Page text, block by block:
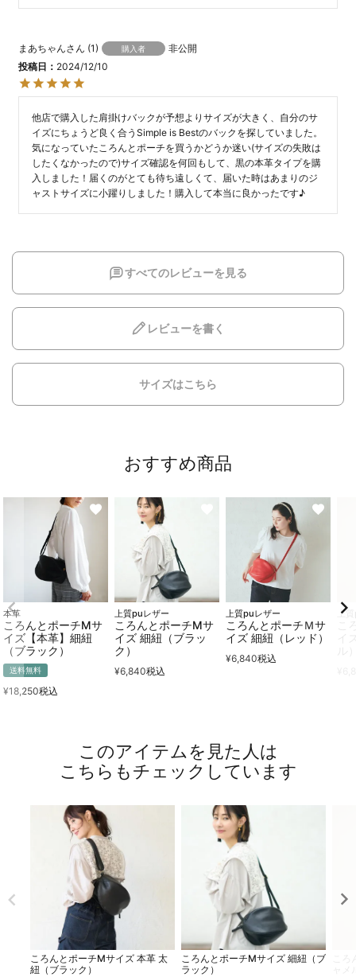
まあちゃん 1 購入者
非公開
投稿日
2024/12/10
他店で購入した肩掛けバックが予想よりサイズが大きく、自分のサ
イズにちょうど良く合うSimple is Bestのバックを探していました。
気になっていたころんとポーチを買うかどうか迷い(サイズの失敗は
したくなかったので)サイズ確認を何回もして、黒の本革タイプを購
入しました！届くのがとても待ち遠しくて、届いた時はあまりのジ
ャストサイズに小躍りしました！購入して本当に良かったです♪
すべてのレビューを見る
レビューを書く
サイズはこちら
おすすめ商品
本革
ころんとポーチMサ
イズ【本革】細紐
（ブラック）
送料無料
¥18,250税込
上質puレザー
ころんとポーチMサ
イズ 細紐（ブラッ
ク）
¥6,840税込
上質puレザー
ころんとポーチＭサ
イズ 細紐（レッド）
¥6,840税込
上
このアイテムを見た人は
こちらもチェックしています
ころんとポーチMサイズ 本革 太
紐（ブラック）
ころんとポーチMサイズ 細紐（ブ
ラック）